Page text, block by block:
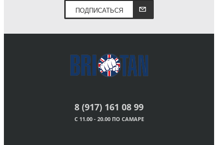
ПОДПИСАТЬСЯ
8 (917) 161 08 99
С 11.00 - 20.00 ПО САМАРЕ